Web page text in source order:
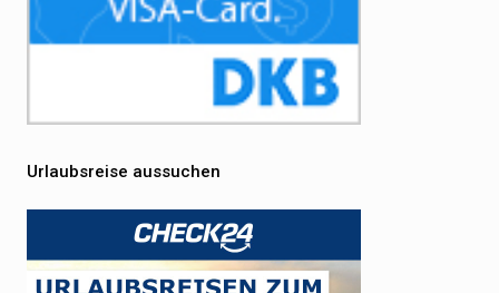
Urlaubsreise aussuchen